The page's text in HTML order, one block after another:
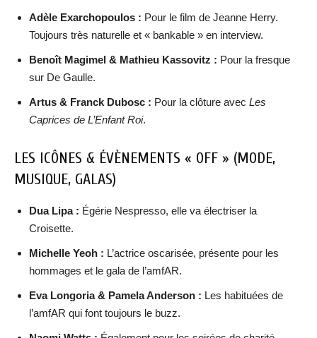
Adèle Exarchopoulos : Pour le film de Jeanne Herry.
Toujours très naturelle et « bankable » en interview.
Benoît Magimel & Mathieu Kassovitz : Pour la fresque
sur De Gaulle.
Artus & Franck Dubosc : Pour la clôture avec Les
Caprices de L’Enfant Roi.
LES ICÔNES & ÉVÈNEMENTS « OFF » (MODE,
MUSIQUE, GALAS)
Dua Lipa : Égérie Nespresso, elle va électriser la
Croisette.
Michelle Yeoh : L’actrice oscarisée, présente pour les
hommages et le gala de l’amfAR.
Eva Longoria & Pamela Anderson : Les habituées de
l’amfAR qui font toujours le buzz.